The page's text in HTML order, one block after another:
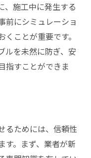
、施工中に発生する
前にシミュレーショ
ことが重要です。
ルを未然に防ぎ、安
指すことができま
るためには、信頼性
す。まず、業者が新